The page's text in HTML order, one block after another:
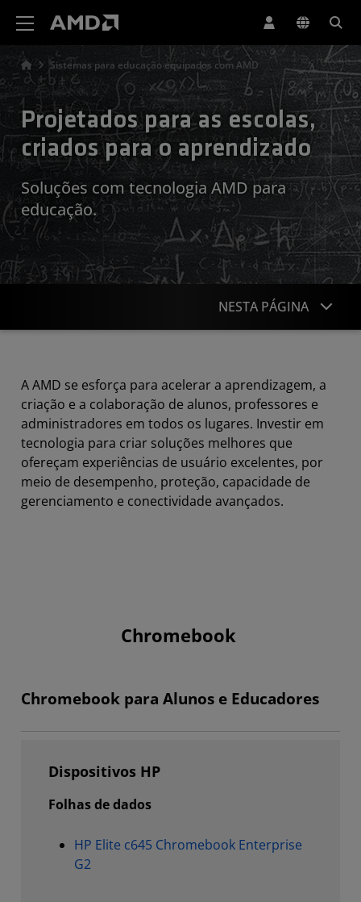
Sistemas para educação equipados com AMD
Projetados para as escolas,
criados para o aprendizado
Soluções com tecnologia AMD para
educação.
NESTA PÁGINA
Windows
A AMD se esforça para acelerar a aprendizagem, a
criação e a colaboração de alunos, professores e
administradores em todos os lugares. Investir em
tecnologia para criar soluções melhores que
ofereçam experiências de usuário excelentes, por
meio de desempenho, proteção, capacidade de
gerenciamento e conectividade avançados.
Chromebook
Chromebook para Alunos e Educadores
Dispositivos HP
Folhas de dados
HP Elite c645 Chromebook Enterprise
G2